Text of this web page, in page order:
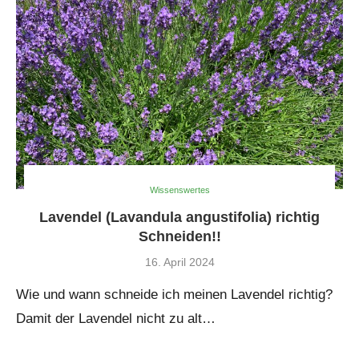
Wissenswertes
Lavendel (Lavandula angustifolia) richtig
Schneiden!!
16. April 2024
Wie und wann schneide ich meinen Lavendel richtig?
Damit der Lavendel nicht zu alt…